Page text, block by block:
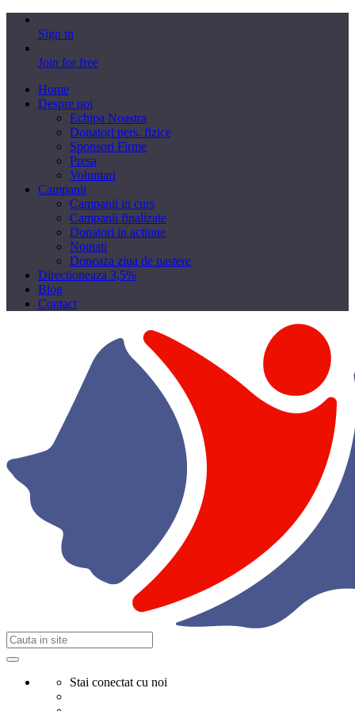
Sign in
Join for free
Home
Despre noi
Echipa Noastra
Donatori pers. fizice
Sponsori Firme
Presa
Voluntari
Campanii
Campanii in curs
Campanii finalizate
Donatori in actiune
Noutati
Doneaza ziua de nastere
Directioneaza 3,5%
Blog
Contact
Stai conectat cu noi